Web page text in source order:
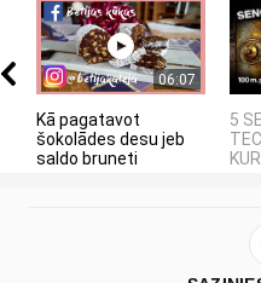
06:07
Kā pagatavot
šokolādes desu jeb
saldo bruneti
5